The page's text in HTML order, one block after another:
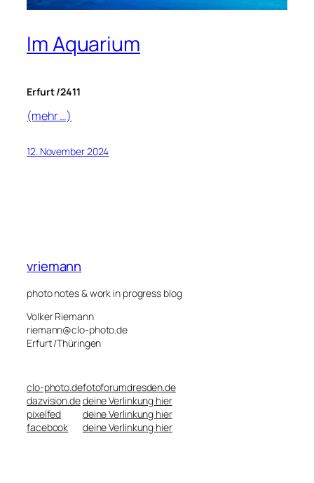
Im Aquarium
Erfurt /2411
(mehr …)
12. November 2024
vriemann
photo notes & work in progress blog
Volker Riemann
riemann@clo-photo.de
Erfurt /Thüringen
clo-photo.de
dazvision.de
pixelfed
facebook
fotoforumdresden.de
deine Verlinkung hier
deine Verlinkung hier
deine Verlinkung hier